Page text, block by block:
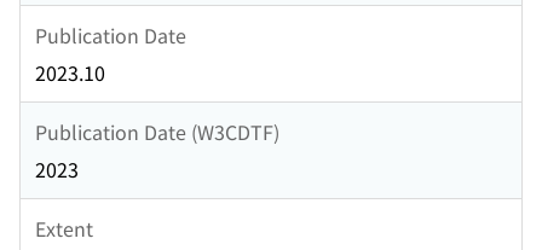
Publication Date
2023.10
Publication Date (W3CDTF)
2023
Extent